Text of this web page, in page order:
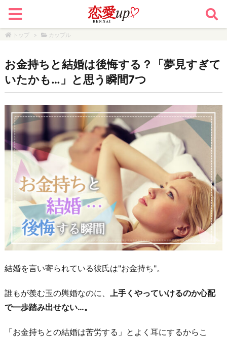
トップ > カップル
お金持ちと結婚は後悔する？「夢見すぎて
いたかも…」と思う瞬間7つ
結婚を言い寄られている彼氏は"お金持ち"。
誰もが羨む玉の輿婚なのに、
上手くやっていけるのか心配
で一歩踏み出せない…。
「お金持ちとの結婚は苦労する」とよく耳にするからこ